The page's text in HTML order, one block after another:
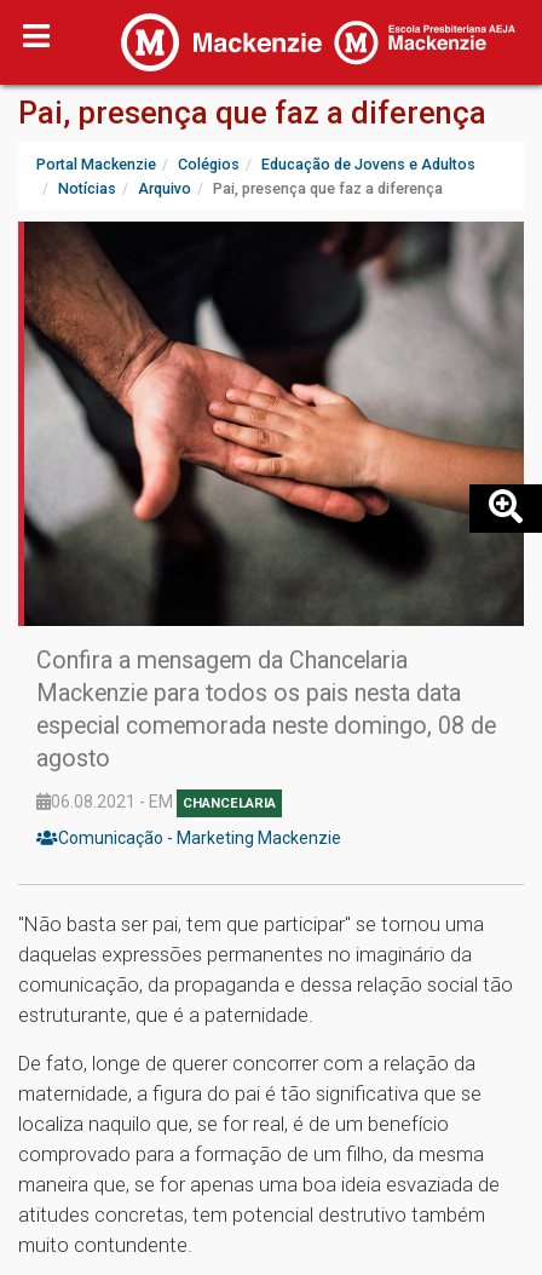
Pai, presença que faz a diferença
Portal Mackenzie Colégios
Educação de Jovens e Adultos
Notícias
Arquivo Pai, presença que faz a diferença
Confira a mensagem da Chancelaria
Mackenzie para todos os pais nesta data
especial comemorada neste domingo, 08 de
agosto
06.08.2021 - EM CHANCELARIA
Comunicação - Marketing Mackenzie
"Não basta ser pai, tem que participar" se tornou uma
daquelas expressões permanentes no imaginário da
comunicação, da propaganda e dessa relação social tão
estruturante, que é a paternidade.
De fato, longe de querer concorrer com a relação da
maternidade, a figura do pai é tão significativa que se
localiza naquilo que, se for real, é de um benefício
comprovado para a formação de um filho, da mesma
maneira que, se for apenas uma boa ideia esvaziada de
atitudes concretas, tem potencial destrutivo também
muito contundente.